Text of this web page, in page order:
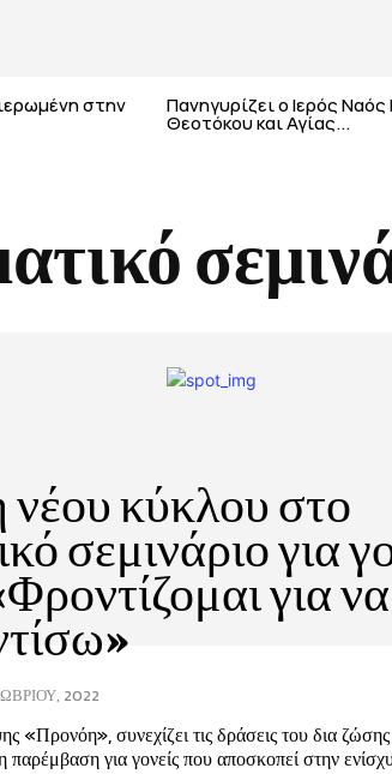
στην Πανηγυρίζει ο Ιερός
Θεοτόκου και Αγίας...
κύκλου στο
σεμινάριο για
για
2022
συνεχίζει τις δράσεις του δια ζώσης
για γονείς που αποσκοπεί στην